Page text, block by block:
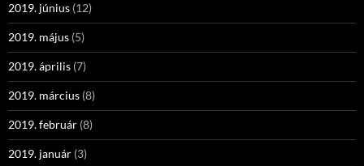
2019. június (12)
2019. május (5)
2019. április (7)
2019. március (8)
2019. február (8)
2019. január (3)